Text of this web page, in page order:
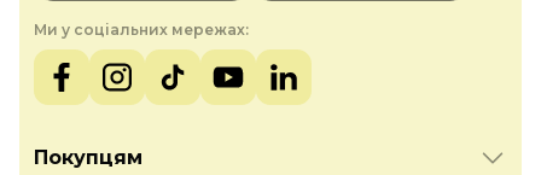
Покупцям
Ми у соціальних мережах: